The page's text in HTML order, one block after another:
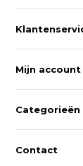
Mijn account
Categorieën
Contact